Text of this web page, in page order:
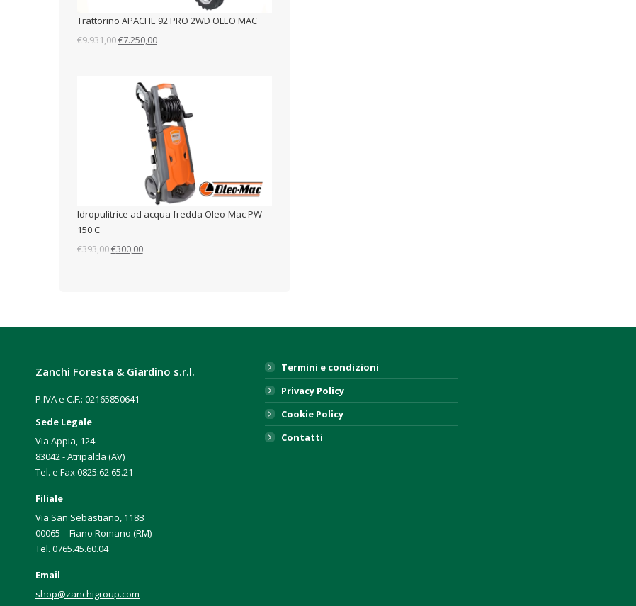
Trattorino APACHE 92 PRO 2WD OLEO MAC
€9.931,00Il
€9.931,00.
€7.250,00Il
è:
€7.250,00.
Idropulitrice ad acqua fredda Oleo-Mac PW
150 C
€393,00Il
€300,00Il
Zanchi Foresta & Giardino s.r.l.
P.IVA e C.F.: 02165850641
Sede Legale
Via Appia, 124
83042 - Atripalda (AV)
Tel. e Fax 0825.62.65.21
Filiale
Via San Sebastiano, 118B
00065 – Fiano Romano (RM)
Tel. 0765.45.60.04
Email
shop@zanchigroup.com
Termini e condizioni
Privacy Policy
Cookie Policy
Contatti